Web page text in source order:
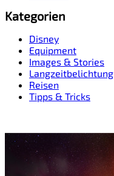
Kategorien
Disney
Equipment
Images & Stories
Langzeitbelichtung
Reisen
Tipps & Tricks